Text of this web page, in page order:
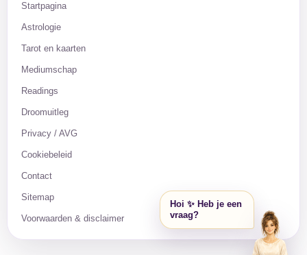
Startpagina
Astrologie
Tarot en kaarten
Mediumschap
Readings
Droomuitleg
Privacy / AVG
Cookiebeleid
Contact
Sitemap
Voorwaarden & disclaimer
Hoi ✨ Heb je een
vraag?